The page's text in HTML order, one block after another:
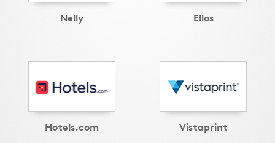
Nelly Ellos
Hotels.com Vistaprint